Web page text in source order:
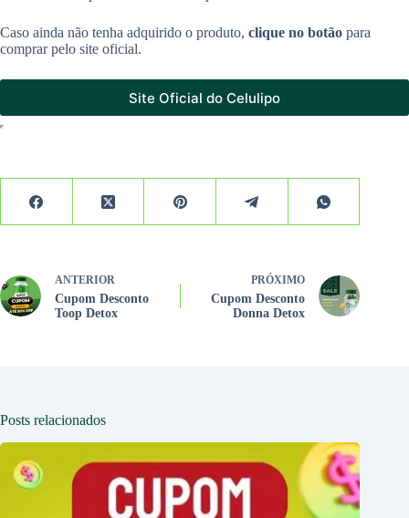
Caso ainda não tenha adquirido o produto, clique no botão para
comprar pelo site oficial.
Site Oficial do Celulipo
ANTERIOR
Cupom Desconto
Toop Detox
PRÓXIMO
Cupom Desconto
Donna Detox
Posts relacionados